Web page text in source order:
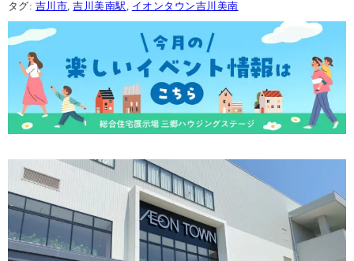
タグ: 吉川市,吉川美南駅, イオンタウン吉川美南